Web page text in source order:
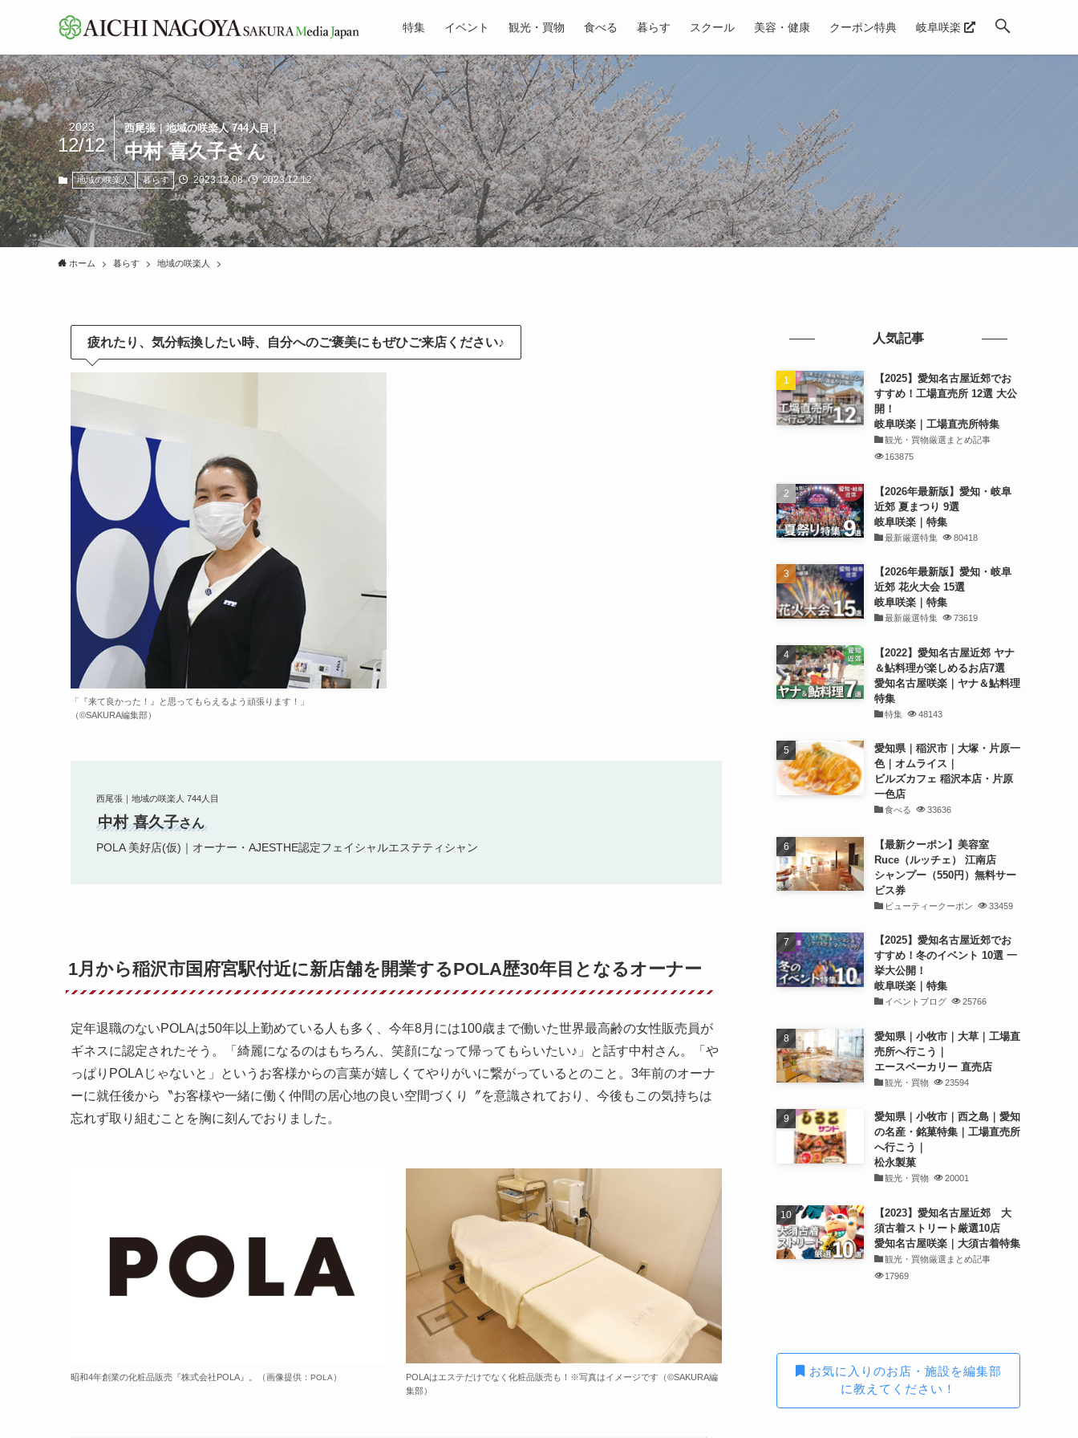
特集 イベント 観光・買物 食べる 暮らす スクール 美容・健康 クーポン特典 岐阜咲楽
西尾張｜地域の咲楽人 744人目｜
中村 喜久子さん
2023
12/12
地域の咲楽人 暮らす 2023.12.08 2023.12.12
ホーム 暮らす 地域の咲楽人
疲れたり、気分転換したい時、自分へのご褒美にもぜひご来店ください♪
「『来て良かった！』と思ってもらえるよう頑張ります！」
（©️SAKURA編集部）
西尾張｜地域の咲楽人 744人目
中村 喜久子さん
POLA 美好店(仮)｜オーナー・AJESTHE認定フェイシャルエステティシャン
1月から稲沢市国府宮駅付近に新店舗を開業するPOLA歴30年目となるオーナー
定年退職のないPOLAは50年以上勤めている人も多く、今年8月には100歳まで働いた世界最高齢の女性販売員が
ギネスに認定されたそう。「綺麗になるのはもちろん、笑顔になって帰ってもらいたい♪」と話す中村さん。「や
っぱりPOLAじゃないと」というお客様からの言葉が嬉しくてやりがいに繋がっているとのこと。3年前のオーナ
ーに就任後から〝お客様や一緒に働く仲間の居心地の良い空間づくり〞を意識されており、今後もこの気持ちは
忘れず取り組むことを胸に刻んでおりました。
昭和4年創業の化粧品販売『株式会社POLA』。（画像提供： POLA ）
POLAはエステだけでなく化粧品販売も！※写真はイメージです（©️SAKURA編
集部）
人気記事
【2025】愛知名古屋近郊でお
すすめ！工場直売所 12選 大公
開！
岐阜咲楽｜工場直売所特集
観光・買物厳選まとめ記事
163875
【2026年最新版】愛知・岐阜
近郊 夏まつり 9選
岐阜咲楽｜特集
最新厳選特集 80418
【2026年最新版】愛知・岐阜
近郊 花火大会 15選
岐阜咲楽｜特集
最新厳選特集 73619
【2022】愛知名古屋近郊 ヤナ
＆鮎料理が楽しめるお店7選
愛知名古屋咲楽｜ヤナ＆鮎料理
特集
特集 48143
愛知県｜稲沢市｜大塚・片原一
色｜オムライス｜
ビルズカフェ 稲沢本店・片原
一色店
食べる 33636
【最新クーポン】美容室
Ruce（ルッチェ） 江南店
シャンプー（550円）無料サー
ビス券
ビューティークーポン 33459
【2025】愛知名古屋近郊でお
すすめ！冬のイベント 10選 一
挙大公開！
岐阜咲楽｜特集
イベントブログ 25766
愛知県｜小牧市｜大草｜工場直
売所へ行こう｜
エースベーカリー 直売店
観光・買物 23594
愛知県｜小牧市｜西之島｜愛知
の名産・銘菓特集｜工場直売所
へ行こう｜
松永製菓
観光・買物 20001
【2023】愛知名古屋近郊 大
須古着ストリート厳選10店
愛知名古屋咲楽｜大須古着特集
観光・買物厳選まとめ記事
17969
お気に入りのお店・施設を編集部
に教えてください！